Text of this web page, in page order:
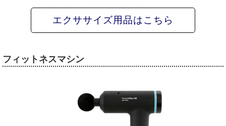
エクササイズ用品はこちら
フィットネスマシン